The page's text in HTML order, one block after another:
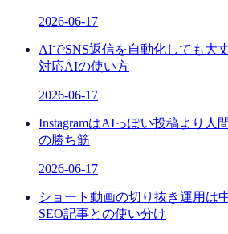
2026-06-17
AIでSNS返信を自動化しても大
対応AIの使い方
2026-06-17
InstagramはAIっぽい投稿より人
の勝ち筋
2026-06-17
ショート動画の切り抜き運用は
SEO記事との使い分け